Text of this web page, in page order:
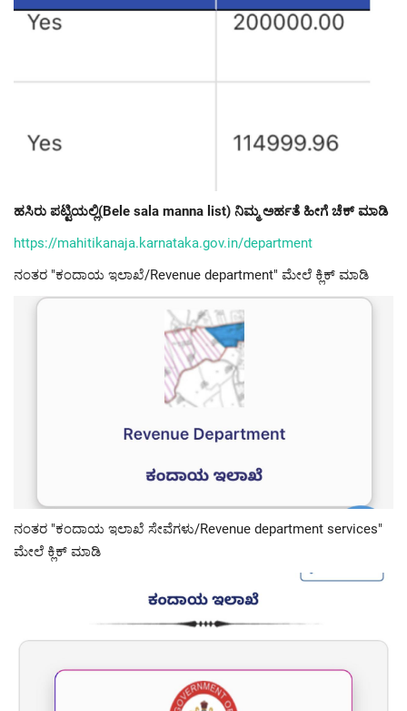
ಹಸಿರು ಪಟ್ಟಿಯಲ್ಲಿ(Bele sala manna list) ನಿಮ್ಮ ಅರ್ಹತೆ ಹೀಗೆ ಚೆಕ್ ಮಾಡಿ
https://mahitikanaja.karnataka.gov.in/department
ನಂತರ "ಕಂದಾಯ ಇಲಾಖೆ/Revenue department" ಮೇಲೆ ಕ್ಲಿಕ್ ಮಾಡಿ
ನಂತರ "ಕಂದಾಯ ಇಲಾಖೆ ಸೇವೆಗಳು/Revenue department services"
ಮೇಲೆ ಕ್ಲಿಕ್ ಮಾಡಿ